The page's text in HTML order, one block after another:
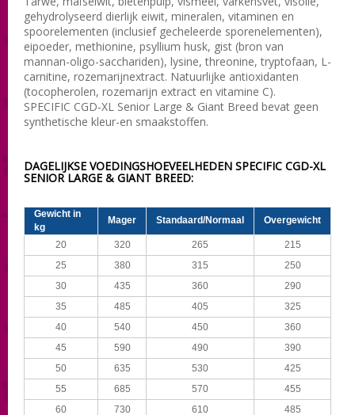
gehydrolyseerd dierlijk eiwit, mineralen, vitaminen en
spoorelementen (inclusief gecheleerde sporenelementen),
eipoeder, methionine, psyllium husk, gist (bron van
mannan-oligo-sacchariden), lysine, threonine, tryptofaan, L-
carnitine, rozemarijnextract. Natuurlijke antioxidanten
(tocopherolen, rozemarijn extract en vitamine C).
SPECIFIC CGD-XL Senior Large & Giant Breed bevat geen
synthetische kleur-en smaakstoffen.
DAGELIJKSE VOEDINGSHOEVEELHEDEN SPECIFIC CGD-XL
SENIOR LARGE & GIANT BREED:
Gewicht in
kg
Mager Standaard/Normaal Overgewicht
20 320 265
215
25
380 315
250
30
435 360
290
35
485 405
325
40
540 450
360
45
590 490
390
50
635 530
425
55
685 570
455
60
730 610 485